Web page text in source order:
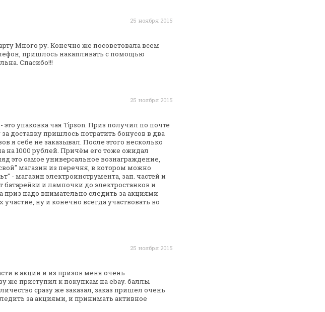
25 ноября 2015
Много ру. Конечно же посоветовала всем
пришлось накапливать с помощью
Спасибо!!!
25 ноября 2015
это упаковка чая Tipson. Приз получил по почте
доставку пришлось потратить бонусов в два
я себе не заказывал. После этого несколько
на 1000 рублей. Причём его тоже ожидал
это самое универсальное вознаграждение,
магазин из перечня, в котором можно
- магазин электроинструмента, зап. частей и
батарейки и лампочки до электростанков и
приз надо внимательно следить за акциями
ну и конечно всегда участвовать во
25 ноября 2015
в акции и из призов меня очень
же приступил к покупкам наebay. баллы
сразу же заказал, заказ пришел очень
за акциями, и принимать активное